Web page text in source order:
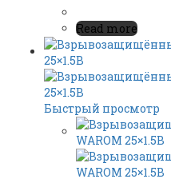
Read more
Быстрый просмотр